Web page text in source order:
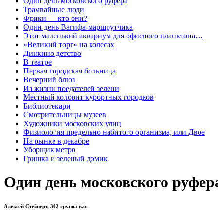
Трамвайные люди
Фрики — кто они?
Один день Вагифа-маршрутчика
Этот маленький аквариум для офисного планктона…
«Великий торг» на колесах
Динкино детство
В театре
Первая городская больница
Вечерний блюз
Из жизни поедателей зелени
Местный колорит курортных городков
Библиотекари
Смотрительницы музеев
Художники московских улиц
Физиология предельно набитого организма, или Двое
На рынке в декабре
Уборщик метро
Гришка и зеленый домик
Один день московского
Алексей Стейнерт, 302 группа в.о.